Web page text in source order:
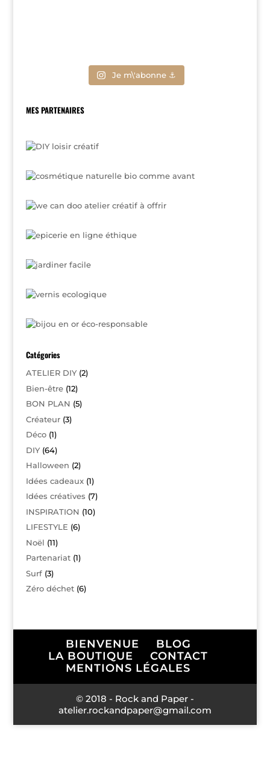
Je m\'abonne ⚓
MES PARTENAIRES
Catégories
ATELIER DIY(2)
Bien-être(12)
BON PLAN (5)
Créateur(3)
Déco(1)
DIY(64)
Halloween (2)
Idées cadeaux(1)
Idées créatives (7)
INSPIRATION (10)
LIFESTYLE (6)
Noël (11)
Partenariat(1)
Surf(3)
Zéro déchet(6)
BIENVENUE
BLOG
LA BOUTIQUE
CONTACT
MENTIONS LÉGALES
© 2018 - Rock and Paper -
atelier.rockandpaper@gmail.com